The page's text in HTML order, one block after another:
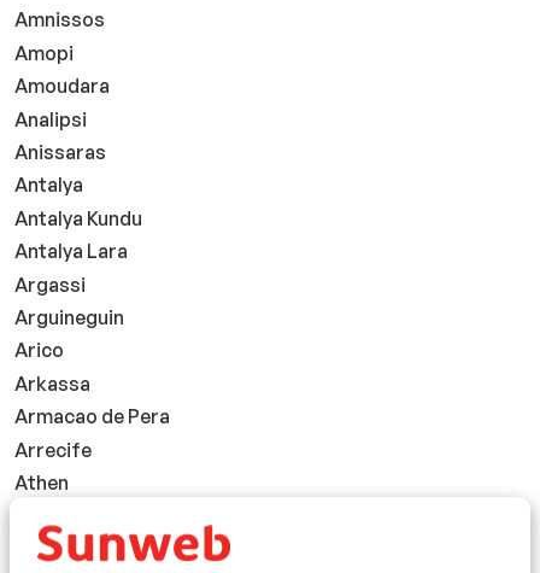
Amnissos
Amopi
Amoudara
Analipsi
Anissaras
Antalya
Antalya Kundu
Antalya Lara
Argassi
Arguineguin
Arico
Arkassa
Armacao de Pera
Arrecife
Athen
Overnatningssteder: